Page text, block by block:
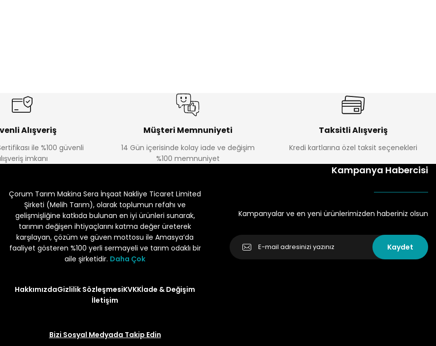
Alışveriş
ile %100 güvenli
imkanı
Müşteri Memnuniyeti
14 Gün içerisinde kolay iade ve değişim
%100 memnuniyet
Taksitli Alışveriş
Kredi kartlarına özel taksit seçenekleri
Çorum Tarım Makina Sera İnşaat Nakliye Ticaret Limited
Şirketi (Melih Tarım), olarak toplumun refahı ve
gelişmişliğine katkıda bulunan en iyi ürünleri sunarak,
tarımın değişen ihtiyaçlarını katma değer üreterek
karşılayan, çözüm ve güven mottosu ile Amasya’da
faaliyet gösteren %100 yerli sermayeli ve tarım odaklı bir
aile şirketidir. Daha Çok
HakkımızdaGizlilik SözleşmesiKVKKİade & Değişim
İletişim
Bizi Sosyal Medyada Takip Edin
Kampanya Habercisi
Kampanyalar ve en yeni ürünlerimizden haberiniz olsun
Kaydet